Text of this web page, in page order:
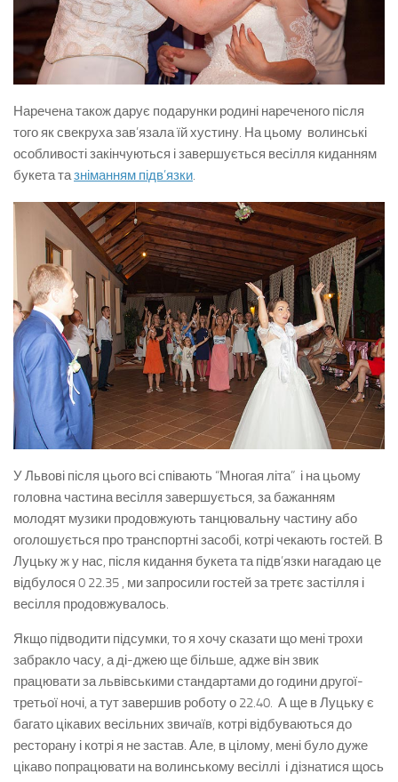
Наречена також дарує подарунки родині нареченого після
того як свекруха зав’язала їй хустину. На цьому волинські
особливості закінчуються і завершується весілля киданням
букета тазніманням підв’язки.
У Львові після цього всі співають “Многая літа” і на цьому
головна частина весілля завершується, за бажанням
молодят музики продовжують танцювальну частину або
оголошується про транспортні засобі, котрі чекають гостей. В
Луцьку ж у нас, після кидання букета та підв’язки нагадаю це
відбулося 0 22.35 , ми запросили гостей за третє застілля і
весілля продовжувалось.
Якщо підводити підсумки, то я хочу сказати що мені трохи
забракло часу, а ді-джею ще більше, адже він звик
працювати за львівськими стандартами до години другої-
третьої ночі, а тут завершив роботу о 22.40. А ще в Луцьку є
багато цікавих весільних звичаїв, котрі відбуваються до
ресторану і котрі я не застав. Але, в цілому, мені було дуже
цікаво попрацювати на волинському весіллі і дізнатися щось